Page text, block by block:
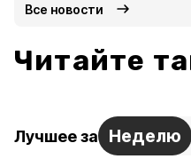
Все новости
Читайте
Лучшее за Неделю